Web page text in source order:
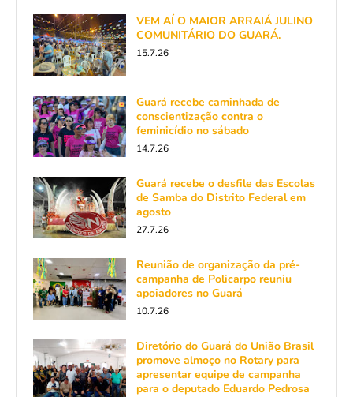
VEM AÍ O MAIOR ARRAIÁ JULINO
COMUNITÁRIO DO GUARÁ.
15.7.26
Guará recebe caminhada de
conscientização contra o
feminicídio no sábado
14.7.26
Guará recebe o desfile das Escolas
de Samba do Distrito Federal em
agosto
27.7.26
Reunião de organização da pré-
campanha de Policarpo reuniu
apoiadores no Guará
10.7.26
Diretório do Guará do União Brasil
promove almoço no Rotary para
apresentar equipe de campanha
para o deputado Eduardo Pedrosa